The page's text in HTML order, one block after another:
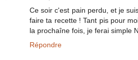
Ce soir c'est pain perdu, et je
faire ta recette ! Tant pis pour
la prochaîne fois, je ferai simple
Répondre